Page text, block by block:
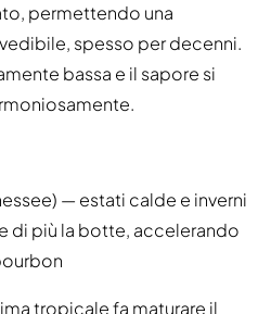
permettendo una
spesso per decenni.
bassa e il sapore si
— estati calde e inverni
di più la botte, accelerando
tropicale fa maturare il